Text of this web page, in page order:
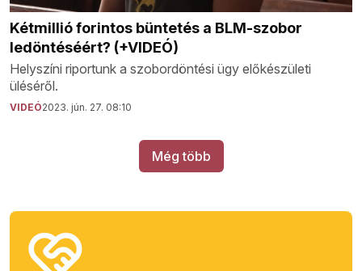
Kétmillió forintos büntetés a BLM-szobor
ledöntéséért? (+VIDEÓ)
Helyszíni riportunk a szobordöntési ügy előkészületi
üléséről.
VIDEÓ2023. jún. 27. 08:10
Még több